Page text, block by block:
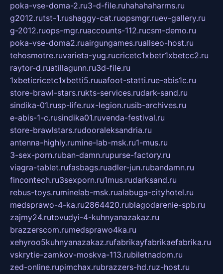
poka-vse-doma-2.ru3-d-file.ruhahahaharms.ru
g2012.rutst-1.rushaggy-cat.ruopsmgr.ruev-gallery.ru
g-2012.ruops-mgr.ruaccounts-112.rucsm-demo.ru
poka-vse-doma2.ruairgungames.ruallseo-host.ru
tehosmotre.ruvarieta-yug.rucricetc1xbetr1xbetcc2.ru
raytor-d.ruatillagunn.ru3d-file.ru
1xbeticricetc1xbetti5.ruuafoot-statti.rue-abis1c.ru
store-brawl-stars.rukts-services.rudark-sand.ru
sindika-01.rusp-life.rux-legion.rusib-archives.ru
e-abis-1-c.rusindika01.ruvenda-festival.ru
store-brawlstars.rudooraleksandria.ru
antenna-highly.rumine-lab-msk.ru1-mus.ru
3-sex-porn.ruban-damn.rupurse-factory.ru
viagra-tablet.rufasbags.ruadler-jun.rubandamn.ru
fincontech.ru3sexporn.ru1mus.rudarksand.ru
rebus-toys.ruminelab-msk.rualabuga-cityhotel.ru
medsprawo-4-ka.ru2864420.rublagodarenie-spb.ru
zajmy24.rutovudyi-4-kuhnyanazakaz.ru
brazzerscom.rumedsprawo4ka.ru
xehyroo5kuhnyanazakaz.rufabrikayfabrikaefabrika.ru
vskrytie-zamkov-moskva-113.rubiletnadom.ru
zed-online.rupimchax.rubrazzers-hd.ruz-host.ru